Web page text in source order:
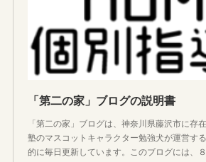
「第二の家」ブログの説明書
「第二の家」ブログは、神奈川県藤沢市に存
塾のマスコットキャラクター勉強犬が運営す
的に毎日更新しています。このブログには、